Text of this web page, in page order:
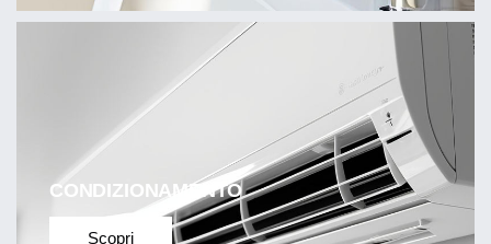
CONDIZIONAMENTO
Scopri